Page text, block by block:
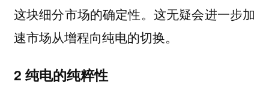
这块细分市场的确定性。这无疑会进一步加
速市场从增程向纯电的切换。
2 纯电的纯粹性